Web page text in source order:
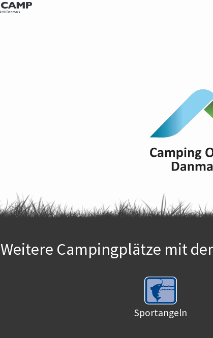
Weitere Campingplätze mit
Sportangeln